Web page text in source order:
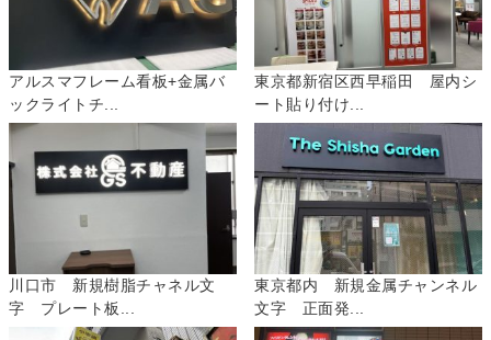
アルスマフレーム看板+金属バ
ックライトチ...
東京都新宿区西早稲田 屋内シ
ート貼り付け...
川口市 新規樹脂チャネル文
字 プレート板...
東京都内 新規金属チャンネル
文字 正面発...